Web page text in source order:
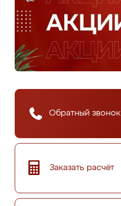
Обратный звонок
Заказать расчёт